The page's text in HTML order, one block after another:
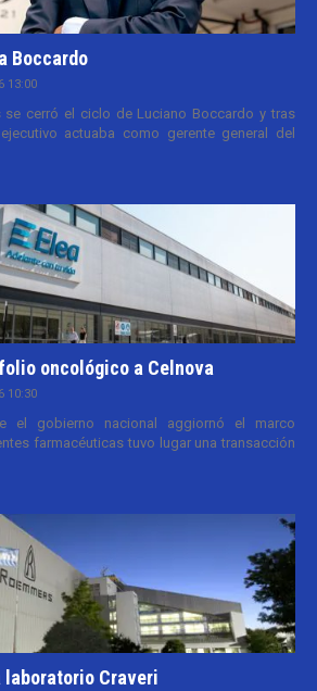
Boccardo
13:00
se cerró el ciclo de Luciano Boccardo y tras
actuaba como gerente general del
oncológico a Celnova
10:30
el gobierno nacional aggiornó el marco
farmacéuticas tuvo lugar una transacción
laboratorio Craveri